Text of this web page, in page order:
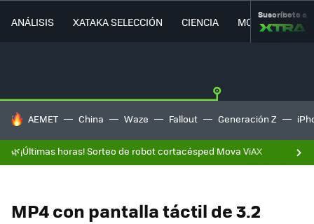
ANÁLISIS XATAKA SELECCIÓN CIENCIA MOVILIDAD
Suscríbete a
HOY SE HABLA DE
AEMET China Waze Fallout Generación Z
🌿¡Últimas horas! Sorteo de robot cortacésped Mova ViAX
MP4 con pantalla táctil de 3.2